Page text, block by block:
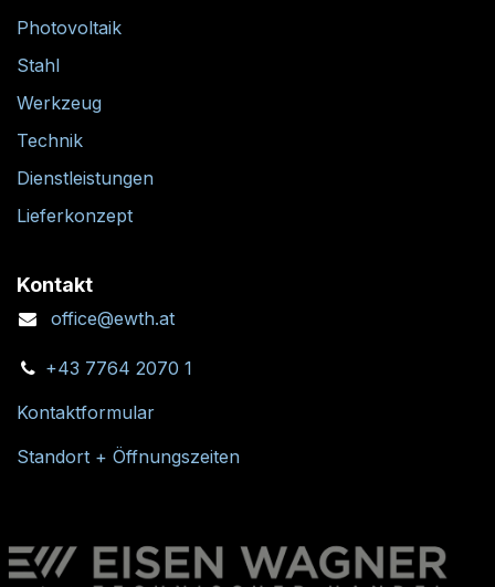
Photovoltaik
Stahl
Werkzeug
Technik
Dienstleistungen
Lieferkonzept
Kontakt
office@ewth.at
+43 7764 2070 1
Kontaktformular
Standort + Öffnungszeiten